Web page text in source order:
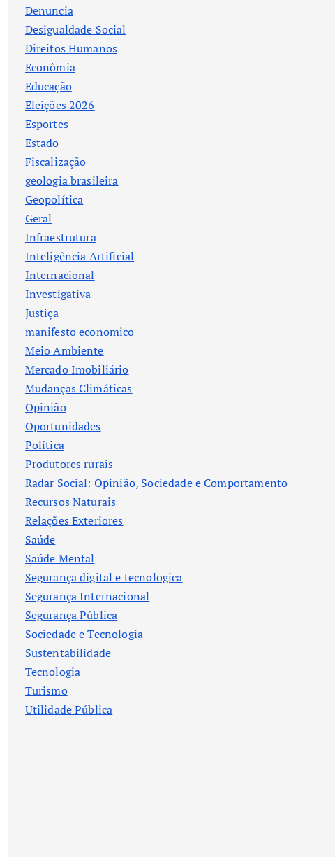
Denuncia
Desigualdade Social
Direitos Humanos
Econômia
Educação
Eleições 2026
Esportes
Estado
Fiscalização
geologia brasileira
Geopolítica
Geral
Infraestrutura
Inteligência Artificial
Internacional
Investigativa
Justiça
manifesto economico
Meio Ambiente
Mercado Imobiliário
Mudanças Climáticas
Opinião
Oportunidades
Política
Produtores rurais
Radar Social: Opinião, Sociedade e Comportamento
Recursos Naturais
Relações Exteriores
Saúde
Saúde Mental
Segurança digital e tecnologica
Segurança Internacional
Segurança Pública
Sociedade e Tecnologia
Sustentabilidade
Tecnologia
Turismo
Utilidade Pública